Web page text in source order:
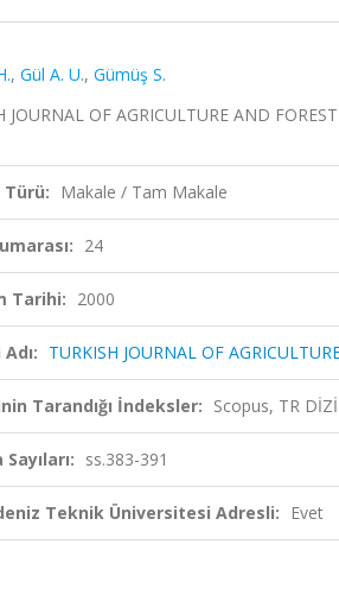
, Gül A. U., Gümüş S.
JOURNAL OF AGRICULTURE AND
Türü: Makale / Tam Makale
24
Tarihi: 2000
TURKISH JOURNAL OF
Tarandığı İndeksler: Scopus, TR
ss.383-391
Teknik Üniversitesi Adresli: Evet